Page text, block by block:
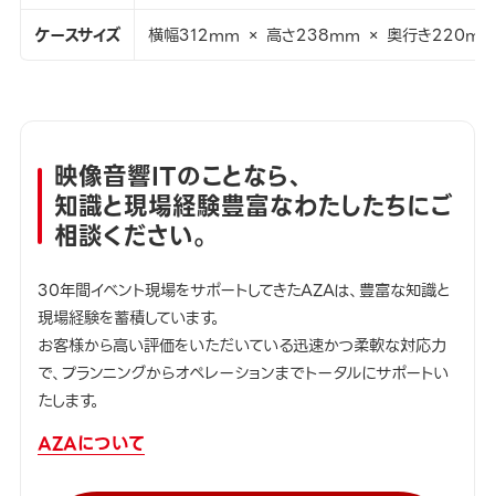
ケースサイズ
横幅312mm × 高さ238mm × 奥行き220mm
映像音響ITのことなら、
知識と現場経験豊富なわたしたちにご
相談ください。
30年間イベント現場をサポートしてきたAZAは、豊富な知識と
現場経験を蓄積しています。
お客様から高い評価をいただいている迅速かつ柔軟な対応力
で、プランニングからオペレーションまでトータルにサポートい
たします。
AZAについて